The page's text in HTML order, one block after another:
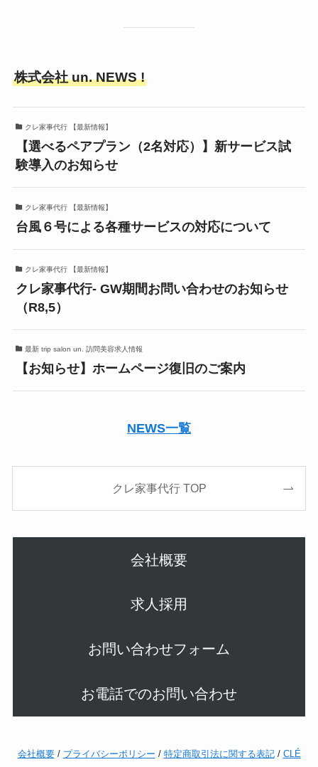
株式会社 un. NEWS !
クレ家事代行 【最新情報】
【選べるペアプラン（2名対応）】新サービス試
験導入のお知らせ
クレ家事代行 【最新情報】
台風６号による各種サービスの対応について
クレ家事代行 【最新情報】
クレ家事代行- GW期間お問い合わせのお知らせ
（R8,5）
最新 trip salon un. 訪問美容求人情報
【お知らせ】ホームページ復旧のご案内
NEWS一覧
クレ家事代行 TOP
会社概要
求人採用
お問い合わせフォーム
お電話でのお問い合わせ
会社概要/ プライバシーポリシー / 特定商取引法に関する表記/ CLÉ